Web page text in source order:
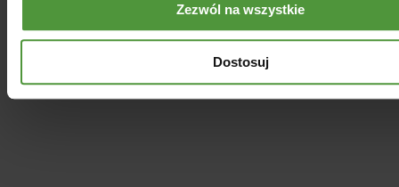
Zezwól na wszystkie
Dostosuj
Zapachowy wosk sojowy
POMARAŃCZA z BERGAMOTKĄ
29.00zł